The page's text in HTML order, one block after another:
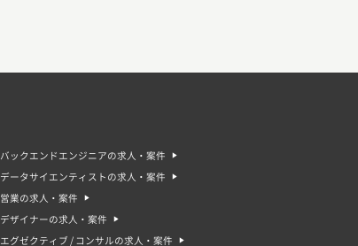
バックエンドエンジニアの求人・案件
データサイエンティストの求人・案件
営業の求人・案件
デザイナーの求人・案件
エグゼクティブ / コンサルの求人・案件